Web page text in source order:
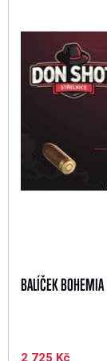
BALÍČEK BOHEMIA
2 725 Kč